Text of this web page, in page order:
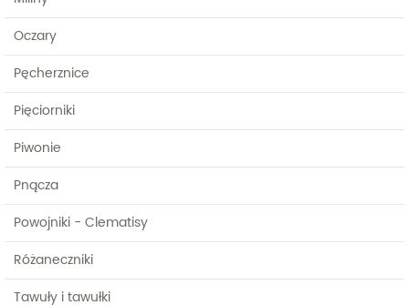
Oczary
Pęcherznice
Pięciorniki
Piwonie
Pnącza
Powojniki - Clematisy
Różaneczniki
Tawuły i tawułki